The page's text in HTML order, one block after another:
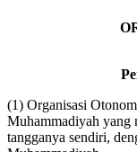
(1) Organisasi
Muhammadiyah yang
tangganya sendiri,